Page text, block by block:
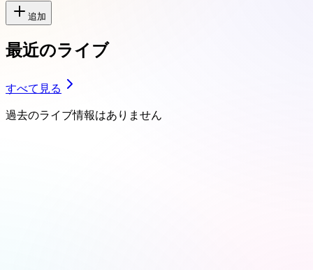
追加
最近のライブ
すべて見る
過去のライブ情報はありません